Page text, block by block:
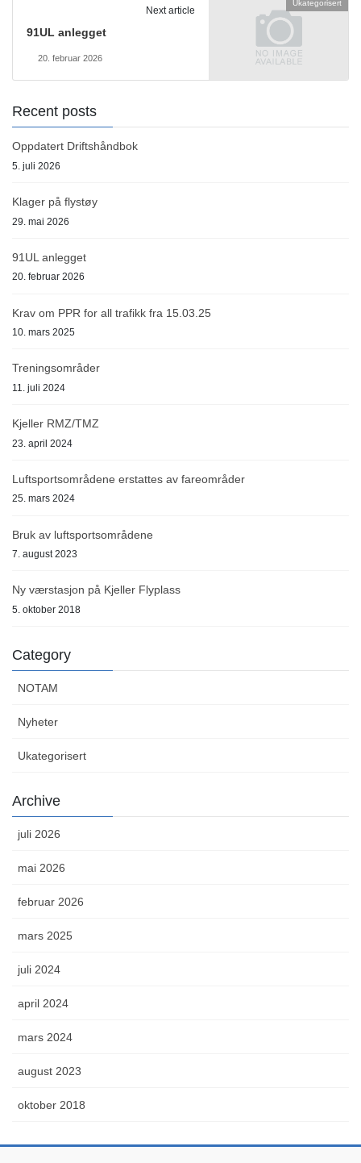
Ukategorisert
Next article
91UL anlegget
20. februar 2026
Recent posts
Oppdatert Driftshåndbok
5. juli 2026
Klager på flystøy
29. mai 2026
91UL anlegget
20. februar 2026
Krav om PPR for all trafikk fra 15.03.25
10. mars 2025
Treningsområder
11. juli 2024
Kjeller RMZ/TMZ
23. april 2024
Luftsportsområdene erstattes av fareområder
25. mars 2024
Bruk av luftsportsområdene
7. august 2023
Ny værstasjon på Kjeller Flyplass
5. oktober 2018
Category
NOTAM
Nyheter
Ukategorisert
Archive
juli 2026
mai 2026
februar 2026
mars 2025
juli 2024
april 2024
mars 2024
august 2023
oktober 2018